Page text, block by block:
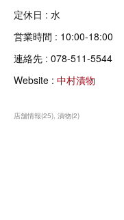
定休日 : 水
営業時間 : 10:00-18:00
連絡先 : 078-511-5544
Website : 中村漬物
店舗情報(25) 漬物(2)